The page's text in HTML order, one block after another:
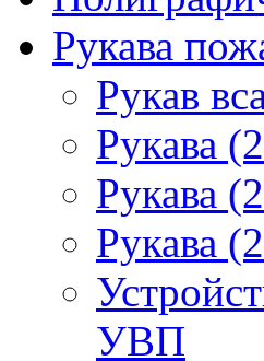
Рукава
Рукав
Рукава
Рукава
Рукава
УВП